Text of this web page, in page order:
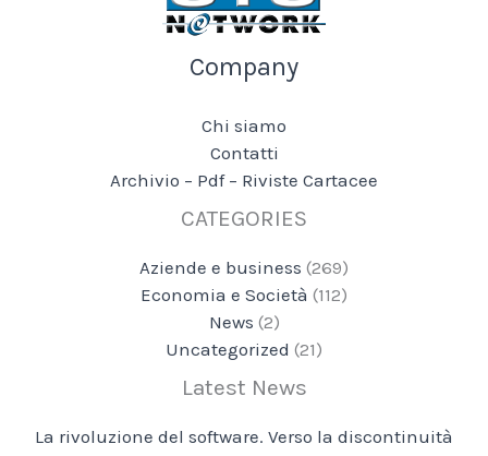
Company
Chi siamo
Contatti
Archivio – Pdf – Riviste Cartacee
CATEGORIES
Aziende e business (269)
Economia e Società (112)
News (2)
Uncategorized (21)
Latest News
La rivoluzione del software. Verso la discontinuità